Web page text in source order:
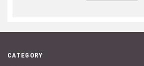
CATEGORY